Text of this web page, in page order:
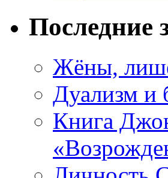
Последние
Жёны,
Дуализм и
Книга